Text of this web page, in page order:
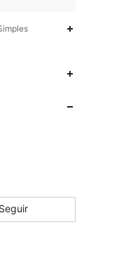
Seguir